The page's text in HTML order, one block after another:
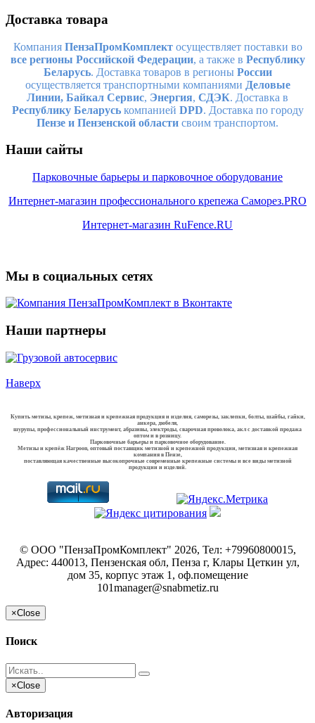
Доставка товара
Компания ПензаПромКомплектосуществляет поставки во
все регионы Российской Федерации, а также в Республику
Беларусь. Доставка товаров в регионы России
осуществляется транспортными компаниями Деловые
Линии, Байкал Сервис, Энергия, СДЭК. Доставка в
Республику Беларуськомпанией DPD. Доставка по городу
Пензе и Пензенской области своим транспортом.
Наши сайты
Парковочные барьеры и парковочное оборудование
Интернет-магазин профессионального крепежа Саморез.PRO
Интернет-магазин RuFence.RU
Мы в социальных сетях
Наши партнеры
Наверх
Купить метизы, крепеж, метизная и крепежная продукция и изделия, саморезы, заклепки, болты, шайбы, гайки,
анкера, дюбеля,
шурупы, профессиональный инструмент, абразивы, электроды, сварочная проволока, акл с доставкой продажа
оптом и в розницу.
Парковочные барьеры и парковочное оборудование.
Метизы и крепёж Harpoon, оптовый поставщик метизной и крепежной продукции, метизная и крепежная
компания в Пензе,
поставляющая качественные высокопрочные современные крепежные системы и все виды метизной
продукции и изделий.
© ООО "ПензаПромКомплект" 2026, Тел: +79960800015,
Адрес: 440013, Пензенская обл, Пенза г, Клары Цеткин ул,
дом 35, корпус этаж 1, оф.помещение
101manager@snabmetiz.ru
×Close
Поиск
×Close
Авторизация